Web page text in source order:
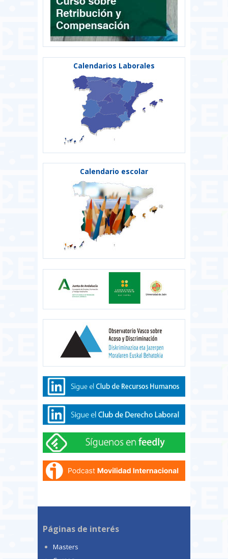
Calendarios Laborales
Calendario escolar
Páginas de interés
Masters